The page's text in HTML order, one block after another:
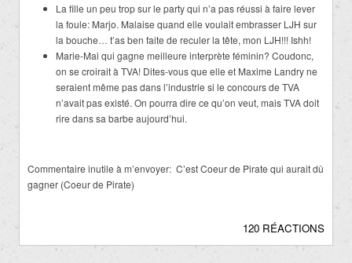
La fille un peu trop sur le party qui n’a pas réussi à faire lever
la foule: Marjo. Malaise quand elle voulait embrasser LJH sur
la bouche… t’as ben faite de reculer la tête, mon LJH!!! Ishh!
Marie-Mai qui gagne meilleure interprète féminin? Coudonc,
on se croirait à TVA! Dites-vous que elle et Maxime Landry ne
seraient même pas dans l’industrie si le concours de TVA
n’avait pas existé. On pourra dire ce qu’on veut, mais TVA doit
rire dans sa barbe aujourd’hui.
Commentaire inutile à m’envoyer: C’est Coeur de Pirate qui aurait dû
gagner (Coeur de Pirate)
120 RÉACTIONS